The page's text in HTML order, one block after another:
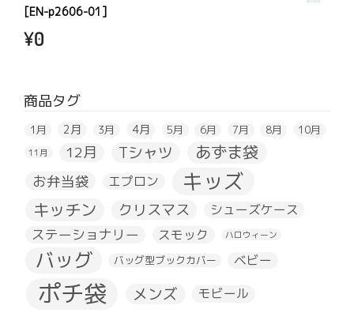
[EN-p2606-01]
¥0
商品タグ
1月 2月 3月 4月 5月 6月 7月 8月 10月
11月 12月 Tシャツ あずま袋
お弁当袋 エプロン キッズ
キッチン クリスマス シューズケース
ステーショナリー スモック ハロウィーン
バッグ バッグ型ブックカバー ベビー
ポチ袋 メンズ モビール